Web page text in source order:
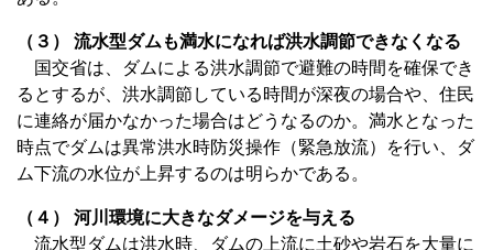
（３） 流水型ダムも満水になれば洪水調節できなくなる
国交省は、ダムによる洪水調節で避難の時間を確保でき
るとするが、洪水調節している時間が深夜の場合や、住民
に連絡が届かなかった場合はどうなるのか。満水となった
時点でダムは異常洪水時防災操作（緊急放流）を行い、ダ
ム下流の水位が上昇するのは明らかである。
（４） 河川環境に大きなダメージを与える
流水型ダムは洪水時、ダムの上流に土砂や岩石を大量に